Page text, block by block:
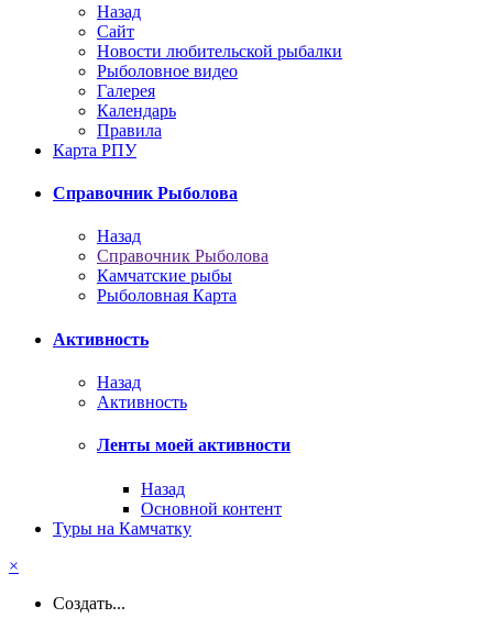
Назад
Сайт
Новости любительской рыбалки
Рыболовное видео
Галерея
Календарь
Правила
Карта РПУ
Справочник Рыболова
Назад
Справочник Рыболова
Камчатские рыбы
Рыболовная Карта
Активность
Назад
Активность
Ленты моей активности
Назад
Основной контент
Туры на Камчатку
×
Создать...